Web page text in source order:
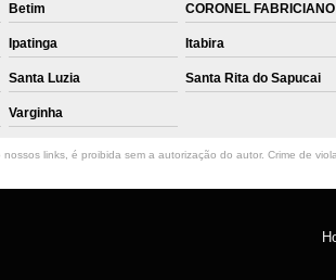
Betim CORONEL FABRICIANO
Ipatinga Itabira
Santa Luzia Santa Rita do Sapucai
Varginha
links, é proibida sem a autorização do autor. Crime de